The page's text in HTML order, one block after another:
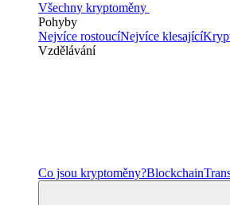
Všechny kryptoměny
Pohyby
Nejvíce rostoucíNejvíce klesající
Vzdělávání
Co jsou kryptoměny?Blockchain